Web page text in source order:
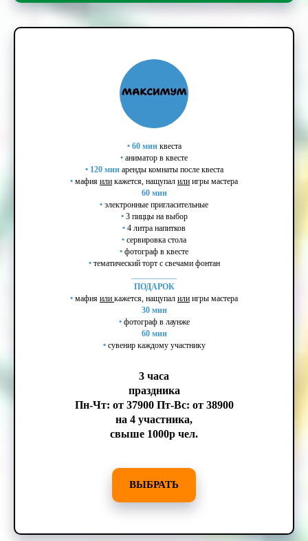
• 60 мин квеста
• аниматор в квесте
• 120 минаренды комнаты после квеста
• мафия или кажется, нащупал или игры мастера
60 мин
• электронные пригласительные
• 3 пиццы на выбор
• 4 литра напитков
• сервировка стола
• фотограф в квесте
• тематический торт с свечами фонтан
ПОДАРОК
• мафия или кажется, нащупал или игры мастера
30 мин
• фотограф в лаунже
60 мин
• сувенир каждому участнику
3 часа
праздника
Пн-Чт: от 37900 Пт-Вс: от 38900
на 4 участника,
свыше 1000р чел.
ВЫБРАТЬ